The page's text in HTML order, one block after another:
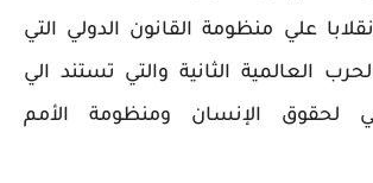
علي منظومة القانون الدولي التي
العالمية الثانية والتي تستند الي
لحقوق الإنسان ومنظومة الأمم